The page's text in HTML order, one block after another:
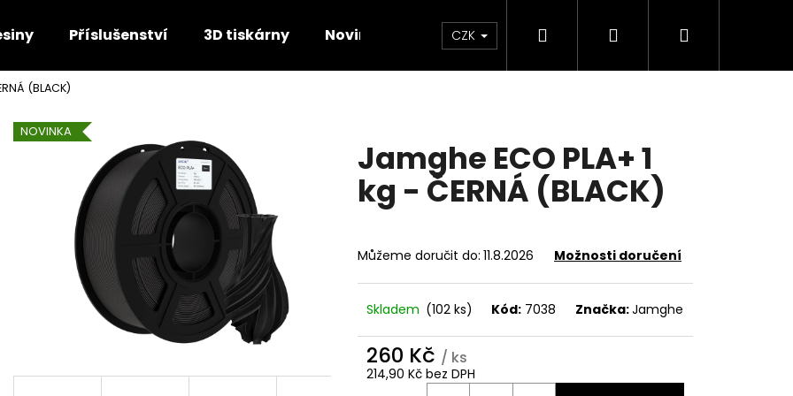
Příslušenství 3D tiskárny Novinky Sleva Dárkové poukazy FAQ
CZK Hledat PřihlášeníNákupní
(BLACK)
Jamghe ECO PLA+ 1
kg - ČERNÁ (BLACK)
Můžeme doručit do: 11.8.2026 Možnosti doručení
Skladem (102 ks) Kód: 7038 Značka:Jamghe
260 Kč / ks
214,90 Kč bez DPH
NOVINKA
Co potřebujete najít?
Doporučujeme